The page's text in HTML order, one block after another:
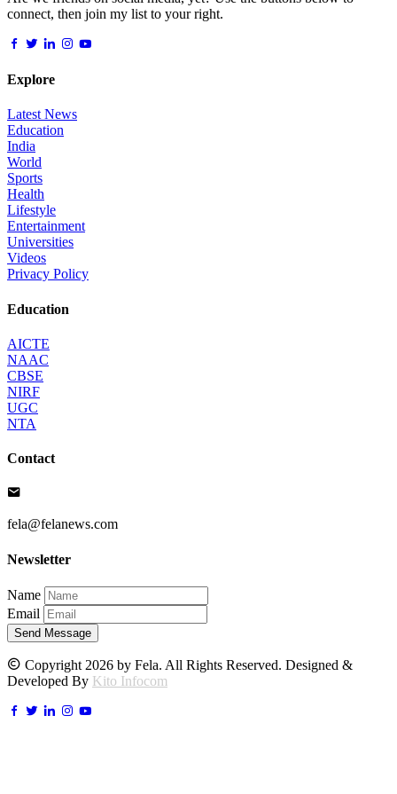
connect, then join my list to your right.
Explore
Latest News
Education
India
World
Sports
Health
Lifestyle
Entertainment
Universities
Videos
Privacy Policy
Education
AICTE
NAAC
CBSE
NIRF
UGC
NTA
Contact
fela@felanews.com
Newsletter
Name
Email
Send Message
Copyright 2026 by Fela. All Rights Reserved. Designed &
Developed By Kito Infocom